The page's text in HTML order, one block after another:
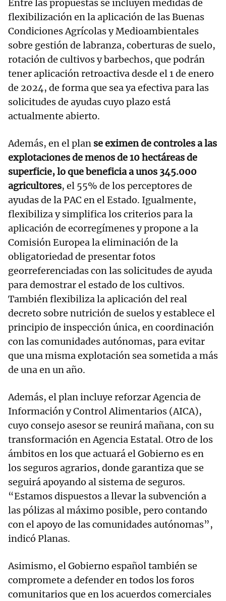
Entre las propuestas se incluyen medidas de
flexibilización en la aplicación de las Buenas
Condiciones Agrícolas y Medioambientales
sobre gestión de labranza, coberturas de suelo,
rotación de cultivos y barbechos, que podrán
tener aplicación retroactiva desde el 1 de enero
de 2024, de forma que sea ya efectiva para las
solicitudes de ayudas cuyo plazo está
actualmente abierto.
Además, en el plan se eximen de controles a las
explotaciones de menos de 10 hectáreas de
superficie, lo que beneficia a unos 345.000
agricultores, el 55% de los perceptores de
ayudas de la PAC en el Estado. Igualmente,
flexibiliza y simplifica los criterios para la
aplicación de ecorregímenes y propone a la
Comisión Europea la eliminación de la
obligatoriedad de presentar fotos
georreferenciadas con las solicitudes de ayuda
para demostrar el estado de los cultivos.
También flexibiliza la aplicación del real
decreto sobre nutrición de suelos y establece el
principio de inspección única, en coordinación
con las comunidades autónomas, para evitar
que una misma explotación sea sometida a más
de una en un año.
Además, el plan incluye reforzar Agencia de
Información y Control Alimentarios (AICA),
cuyo consejo asesor se reunirá mañana, con su
transformación en Agencia Estatal. Otro de los
ámbitos en los que actuará el Gobierno es en
los seguros agrarios, donde garantiza que se
seguirá apoyando al sistema de seguros.
“Estamos dispuestos a llevar la subvención a
las pólizas al máximo posible, pero contando
con el apoyo de las comunidades autónomas”,
indicó Planas.
Asimismo, el Gobierno español también se
compromete a defender en todos los foros
comunitarios que en los acuerdos comerciales